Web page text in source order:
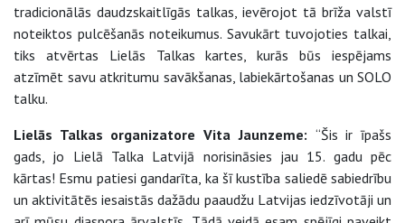
tradicionālās daudzskaitlīgās talkas, ievērojot tā brīža valstī
noteiktos pulcēšanās noteikumus. Savukārt tuvojoties talkai,
tiks atvērtas Lielās Talkas kartes, kurās būs iespējams
atzīmēt savu atkritumu savākšanas, labiekārtošanas un SOLO
talku.
Lielās Talkas organizatore Vita Jaunzeme: “Šis ir īpašs
gads, jo Lielā Talka Latvijā norisināsies jau 15. gadu pēc
kārtas! Esmu patiesi gandarīta, ka šī kustība saliedē sabiedrību
un aktivitātēs iesaistās dažādu paaudžu Latvijas iedzīvotāji un